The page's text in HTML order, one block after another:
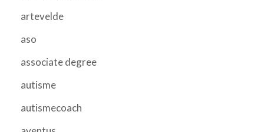
artevelde
aso
associate degree
autisme
autismecoach